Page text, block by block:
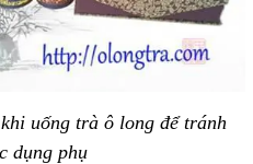
uống trà ô long để tránh
dụng phụ